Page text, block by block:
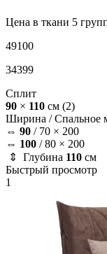
Цена в ткани 5
49100
34399
Сплит
90 × 110 см (2)
Ширина /Спальное
⇔ 90 / 70 × 200
⇔ 100 /80 × 200
⇕ Глубина 110 см
Быстрый просмотр
1